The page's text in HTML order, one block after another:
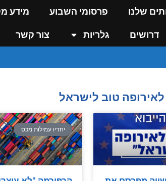
שלנו פרסומי השבוע מידע
דרושים גלריות צור קשר
טוב לישראל
יחדיו עמילות מכס